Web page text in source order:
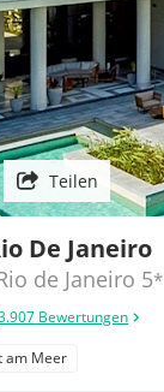
Teilen
De Janeiro
de Janeiro 5*
Bewertungen
am Meer